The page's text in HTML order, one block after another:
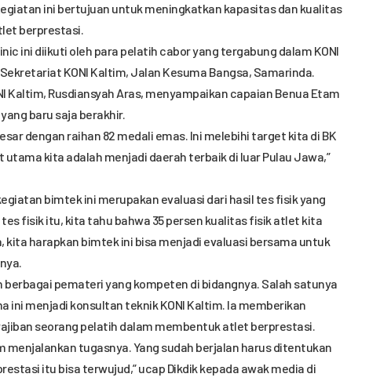
ini bertujuan untuk meningkatkan kapasitas dan kualitas
berprestasi.
ini diikuti oleh para pelatih cabor yang tergabung dalam KONI
KONI Kaltim, Jalan Kesuma Bangsa, Samarinda.
Kaltim, Rusdiansyah Aras, menyampaikan capaian Benua Etam
baru saja berakhir.
dengan raihan 82 medali emas. Ini melebihi target kita di BK
utama kita adalah menjadi daerah terbaik di luar Pulau Jawa,”
bimtek ini merupakan evaluasi dari hasil tes fisik yang
tes fisik itu, kita tahu bahwa 35 persen kualitas fisik atlet kita
kita harapkan bimtek ini bisa menjadi evaluasi bersama untuk
pemateri yang kompeten di bidangnya. Salah satunya
ini menjadi konsultan teknik KONI Kaltim. Ia memberikan
seorang pelatih dalam membentuk atlet berprestasi.
menjalankan tugasnya. Yang sudah berjalan harus ditentukan
itu bisa terwujud,” ucap Dikdik kepada awak media di